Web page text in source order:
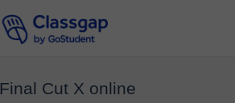
Cut X online